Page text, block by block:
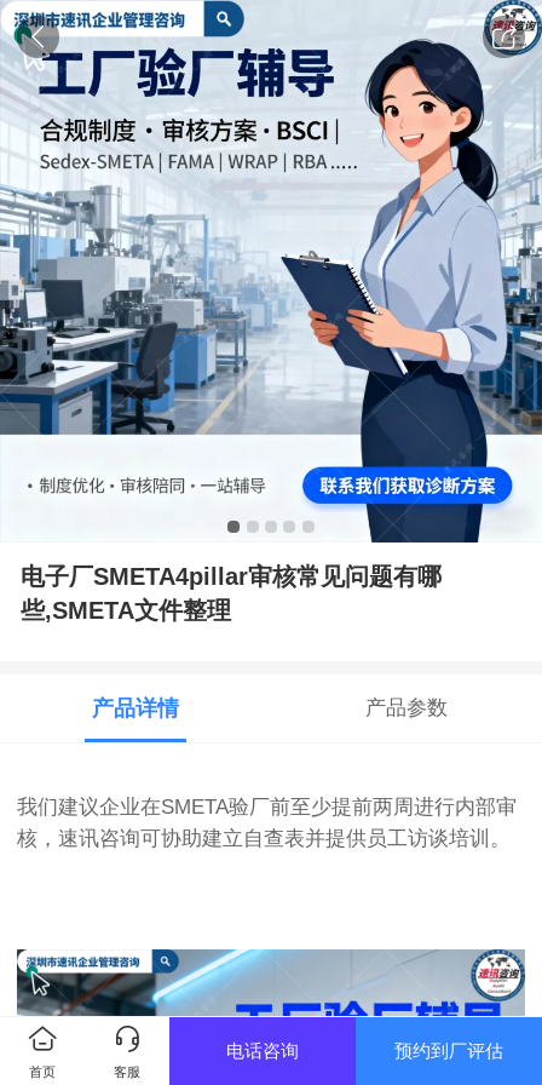
电子厂SMETA4pillar审核常见问题有哪
些,SMETA文件整理
产品详情 产品参数
我们建议企业在SMETA验厂前至少提前两周进行内部审
核，速讯咨询可协助建立自查表并提供员工访谈培训。
首页 客服
电话咨询 预约到厂评估